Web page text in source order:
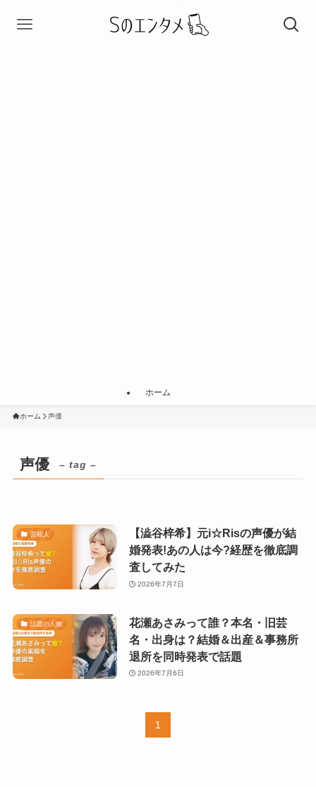
ホーム
ホーム 声優
声優 – tag –
芸能人
【澁谷梓希】元i☆Risの声優が結
婚発表!あの人は今?経歴を徹底調
査してみた
2026年7月7日
話題の人物
花瀬あさみって誰？本名・旧芸
名・出身は？結婚＆出産＆事務所
退所を同時発表で話題
2026年7月6日
1